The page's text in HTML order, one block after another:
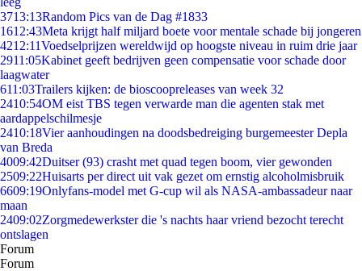
3713:13Random Pics van de Dag #1833
1612:43Meta krijgt half miljard boete voor mentale schade bij jongeren
4212:11Voedselprijzen wereldwijd op hoogste niveau in ruim drie jaar
2911:05Kabinet geeft bedrijven geen compensatie voor schade door
laagwater
611:03Trailers kijken: de bioscoopreleases van week 32
2410:54OM eist TBS tegen verwarde man die agenten stak met
aardappelschilmesje
2410:18Vier aanhoudingen na doodsbedreiging burgemeester Depla
van Breda
4009:42Duitser (93) crasht met quad tegen boom, vier gewonden
2509:22Huisarts per direct uit vak gezet om ernstig alcoholmisbruik
6609:19Onlyfans-model met G-cup wil als NASA-ambassadeur naar
maan
2409:02Zorgmedewerkster die 's nachts haar vriend bezocht terecht
ontslagen
Forum
Forum